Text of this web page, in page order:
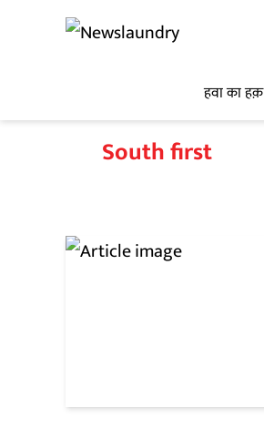
हवा का हक़
South first